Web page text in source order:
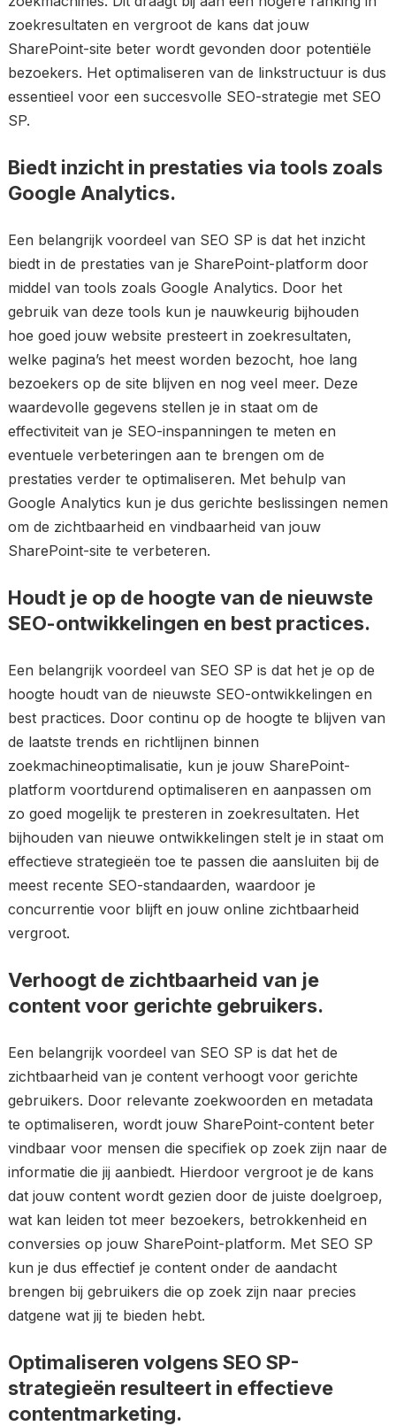
zoekresultaten en vergroot de kans dat jouw
SharePoint-site beter wordt gevonden door potentiële
bezoekers. Het optimaliseren van de linkstructuur is dus
essentieel voor een succesvolle SEO-strategie met SEO
SP.
Biedt inzicht in prestaties via tools zoals
Google Analytics.
Een belangrijk voordeel van SEO SP is dat het inzicht
biedt in de prestaties van je SharePoint-platform door
middel van tools zoals Google Analytics. Door het
gebruik van deze tools kun je nauwkeurig bijhouden
hoe goed jouw website presteert in zoekresultaten,
welke pagina’s het meest worden bezocht, hoe lang
bezoekers op de site blijven en nog veel meer. Deze
waardevolle gegevens stellen je in staat om de
effectiviteit van je SEO-inspanningen te meten en
eventuele verbeteringen aan te brengen om de
prestaties verder te optimaliseren. Met behulp van
Google Analytics kun je dus gerichte beslissingen nemen
om de zichtbaarheid en vindbaarheid van jouw
SharePoint-site te verbeteren.
Houdt je op de hoogte van de nieuwste
SEO-ontwikkelingen en best practices.
Een belangrijk voordeel van SEO SP is dat het je op de
hoogte houdt van de nieuwste SEO-ontwikkelingen en
best practices. Door continu op de hoogte te blijven van
de laatste trends en richtlijnen binnen
zoekmachineoptimalisatie, kun je jouw SharePoint-
platform voortdurend optimaliseren en aanpassen om
zo goed mogelijk te presteren in zoekresultaten. Het
bijhouden van nieuwe ontwikkelingen stelt je in staat om
effectieve strategieën toe te passen die aansluiten bij de
meest recente SEO-standaarden, waardoor je
concurrentie voor blijft en jouw online zichtbaarheid
vergroot.
Verhoogt de zichtbaarheid van je
content voor gerichte gebruikers.
Een belangrijk voordeel van SEO SP is dat het de
zichtbaarheid van je content verhoogt voor gerichte
gebruikers. Door relevante zoekwoorden en metadata
te optimaliseren, wordt jouw SharePoint-content beter
vindbaar voor mensen die specifiek op zoek zijn naar de
informatie die jij aanbiedt. Hierdoor vergroot je de kans
dat jouw content wordt gezien door de juiste doelgroep,
wat kan leiden tot meer bezoekers, betrokkenheid en
conversies op jouw SharePoint-platform. Met SEO SP
kun je dus effectief je content onder de aandacht
brengen bij gebruikers die op zoek zijn naar precies
datgene wat jij te bieden hebt.
Optimaliseren volgens SEO SP-
strategieën resulteert in effectieve
contentmarketing.